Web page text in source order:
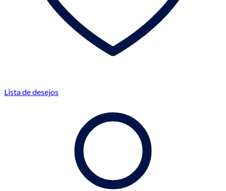
Lista de desejos